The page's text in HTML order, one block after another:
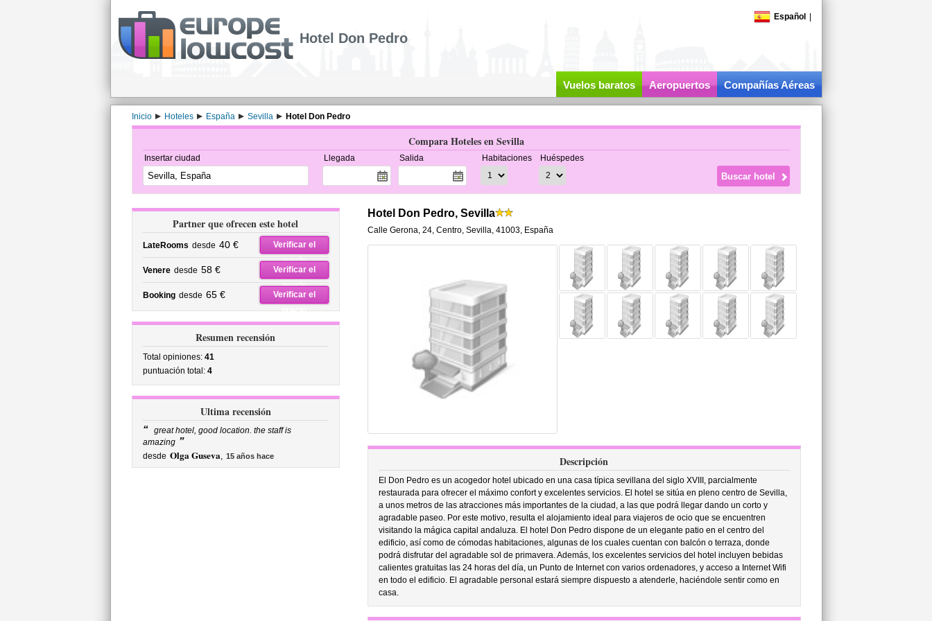
Español
Hotel Don Pedro
Vuelos baratos Aeropuertos Compañías Aéreas
Inicio Hoteles España Sevilla Hotel Don Pedro
Compara Hoteles en Sevilla
Insertar ciudad Llegada Salida Habitaciones Huéspedes
Partner que ofrecen este hotel
LateRooms desde 40 €
Verificar el
precio
Venere desde 58 €
Verificar el
precio
Booking desde 65 €
Verificar el
precio
Resumen recensión
Total opiniones: 41
puntuación total: 4
Ultima recensión
“
great hotel, good location. the staff is
amazing ”
desde Olga Guseva, 15 años hace
Hotel Don Pedro, Sevilla
Calle Gerona, 24, Centro, Sevilla, 41003, España
Descripción
El Don Pedro es un acogedor hotel ubicado en una casa típica sevillana del siglo XVIII, parcialmente
restaurada para ofrecer el máximo confort y excelentes servicios. El hotel se sitúa en pleno centro de Sevilla,
a unos metros de las atracciones más importantes de la ciudad, a las que podrá llegar dando un corto y
agradable paseo. Por este motivo, resulta el alojamiento ideal para viajeros de ocio que se encuentren
visitando la mágica capital andaluza. El hotel Don Pedro dispone de un elegante patio en el centro del
edificio, así como de cómodas habitaciones, algunas de los cuales cuentan con balcón o terraza, donde
podrá disfrutar del agradable sol de primavera. Además, los excelentes servicios del hotel incluyen bebidas
calientes gratuitas las 24 horas del día, un Punto de Internet con varios ordenadores, y acceso a Internet Wifi
en todo el edificio. El agradable personal estará siempre dispuesto a atenderle, haciéndole sentir como en
casa.